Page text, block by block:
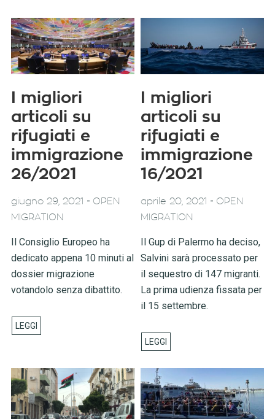
I migliori
articoli su
rifugiati e
immigrazione
26/2021
giugno 29, 2021 - OPEN
MIGRATION
Il Consiglio Europeo ha
dedicato appena 10 minuti al
dossier migrazione
votandolo senza dibattito.
I migliori
articoli su
rifugiati e
immigrazione
16/2021
aprile 20, 2021 - OPEN
MIGRATION
Il Gup di Palermo ha deciso,
Salvini sarà processato per
il sequestro di 147 migranti.
La prima udienza fissata per
il 15 settembre.